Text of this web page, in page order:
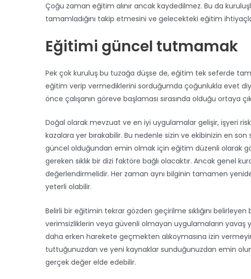
Çoğu zaman eğitim alınır ancak kaydedilmez. Bu da
tamamladığını takip etmesini ve gelecekteki eğitim
Eğitimi güncel tutmamak
Pek çok kuruluş bu tuzağa düşse de, eğitim tek seferde
eğitim verip vermediklerini sorduğumda çoğunlukla evet
önce çalışanın göreve başlaması sırasında olduğu ortaya
Doğal olarak mevzuat ve en iyi uygulamalar gelişir, işyeri
kazalara yer bırakabilir. Bu nedenle sizin ve ekibinizin en
güncel olduğundan emin olmak için eğitim düzenli olarak
gereken sıklık bir dizi faktöre bağlı olacaktır. Ancak genel
değerlendirmelidir. Her zaman aynı bilginin tamamen
yeterli olabilir.
Belirli bir eğitimin tekrar gözden geçirilme sıklığını
verimsizliklerin veya güvenli olmayan uygulamaların yavaş
daha erken harekete geçmekten alıkoymasına izin
tuttuğunuzdan ve yeni kaynaklar sunduğunuzdan emin
gerçek değer elde edebilir.